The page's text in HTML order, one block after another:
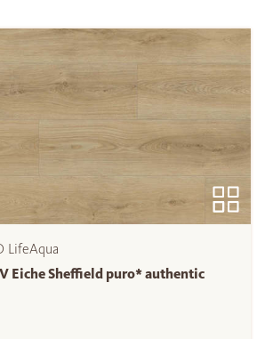
LifeAqua
Eiche Sheffield puro* authentic